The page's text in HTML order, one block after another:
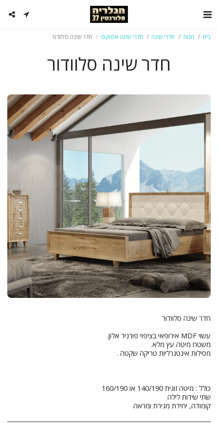
בית חנות חדרי שינה חדרי שינה אפוקסי חדר שינה סלוודור
חדר שינה סלוודור
קומודה, יחידת מגירת ומראה